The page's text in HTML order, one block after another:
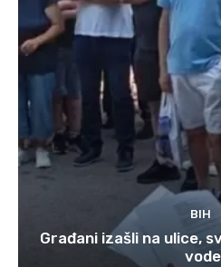
BIH
Građani izašli na ulice,
vode